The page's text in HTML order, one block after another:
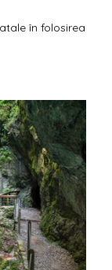
în folosirea